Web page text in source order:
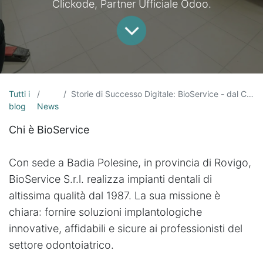
Clickode, Partner Ufficiale Odoo.
Tutti i
blog
News
Storie di Successo Digitale: BioService - dal Caos Operativo all'Efficienza Gestionale
Chi è BioService
Con sede a Badia Polesine, in provincia di Rovigo,
BioService S.r.l. realizza impianti dentali di
altissima qualità dal 1987. La sua missione è
chiara: fornire soluzioni implantologiche
innovative, affidabili e sicure ai professionisti del
settore odontoiatrico.